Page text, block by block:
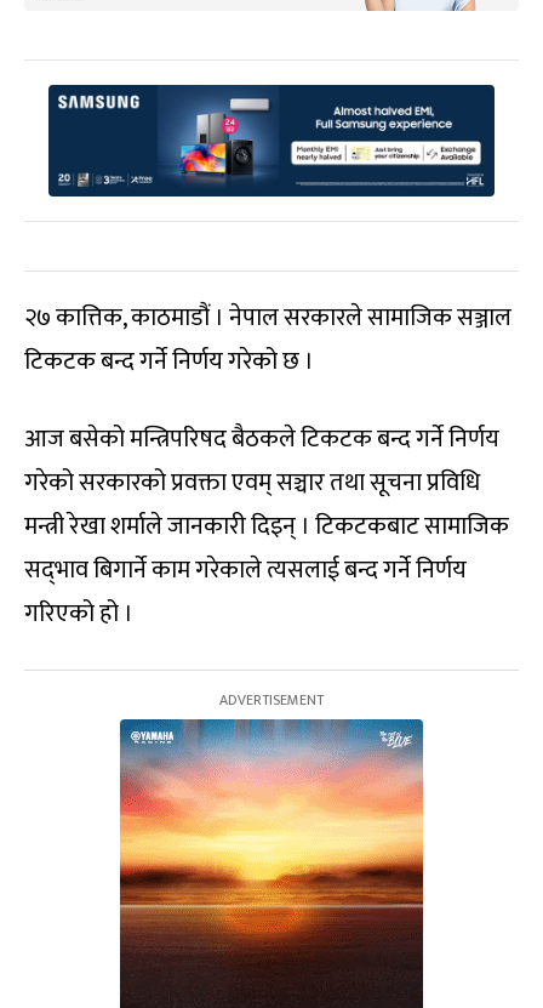
२७ कात्तिक, काठमाडौं । नेपाल सरकारले सामाजिक सञ्जाल
टिकटक बन्द गर्ने निर्णय गरेको छ ।
आज बसेको मन्त्रिपरिषद बैठकले टिकटक बन्द गर्ने निर्णय
गरेको सरकारको प्रवक्ता एवम् सञ्चार तथा सूचना प्रविधि
मन्त्री रेखा शर्माले जानकारी दिइन् । टिकटकबाट सामाजिक
सद्‍भाव बिगार्ने काम गरेकाले त्यसलाई बन्द गर्ने निर्णय
गरिएको हो ।